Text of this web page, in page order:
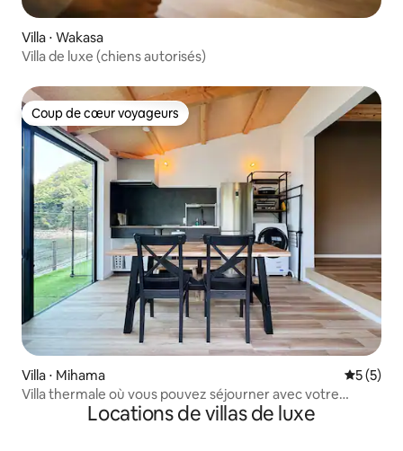
Villa ⋅ Wakasa
Villa de luxe (chiens autorisés)
Coup de cœur voyageurs
Coup de cœur voyageurs
Villa ⋅ Mihama
5 (5)
Villa thermale où vous pouvez séjourner avec votre
animal de compagnie. Avec baignoire pour animaux de
Locations de villas de luxe